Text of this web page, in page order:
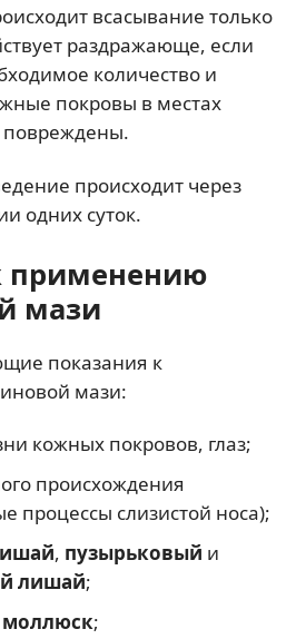
всасывание только
раздражающе, если
количество и
покровы в местах
происходит через
одних суток.
применению
мази
показания к
мази:
кожных покровов, глаз;
происхождения
процессы слизистой носа);
, пузырьковый и
лишай;
моллюск;